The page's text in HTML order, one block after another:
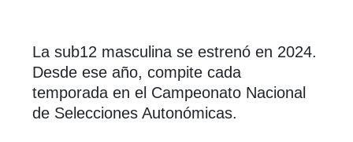
La sub12 masculina se estrenó en 2024.
Desde ese año, compite cada
temporada en el Campeonato Nacional
de Selecciones Autonómicas.